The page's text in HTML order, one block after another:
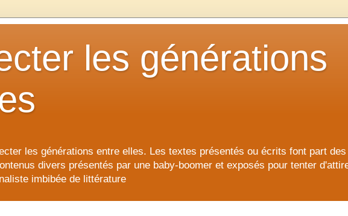
les générations
les générations entre elles. Les textes présentés ou écrits font part des
divers présentés par une baby-boomer et exposés pour tenter
imbibée de littérature